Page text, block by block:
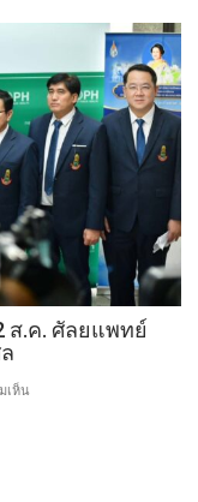
สหกรณ์
ลงพื้น
ที่
จังหวัด
เลย
มอบ
5
สั่ง
การ
ส.ค. ศัลยแพทย์
เห็น